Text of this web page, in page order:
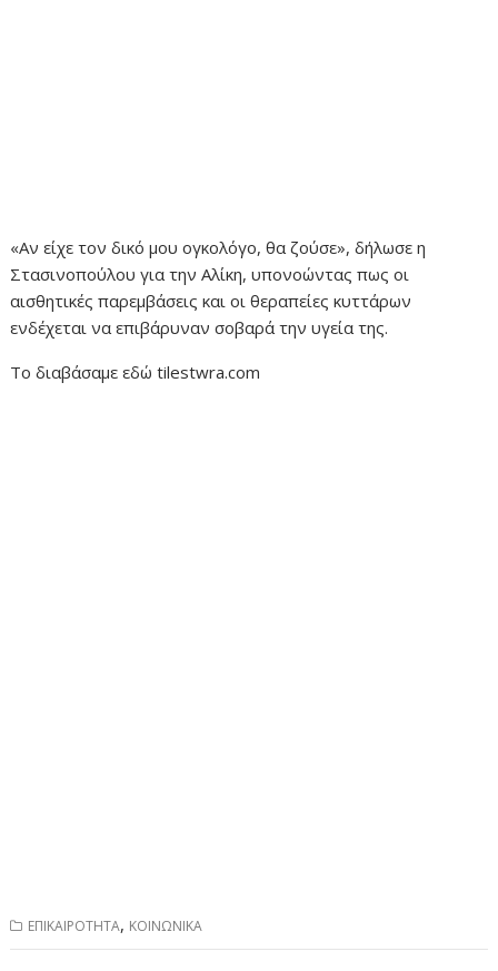
«Αν είχε τον δικό μου ογκολόγο, θα ζούσε», δήλωσε η
Στασινοπούλου για την Αλίκη, υπονοώντας πως οι
αισθητικές παρεμβάσεις και οι θεραπείες κυττάρων
ενδέχεται να επιβάρυναν σοβαρά την υγεία της.
Το διαβάσαμε εδώ tilestwra.com
ΕΠΙΚΑΙΡΟΤΗΤΑ, ΚΟΙΝΩΝΙΚΑ